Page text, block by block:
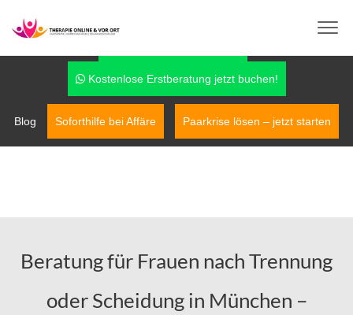
Kostenlose Erstberatung jetzt buchen!
Blog Soforthilfe bei Affäre Paarkrise lösen – jetzt starten
Beratung für Frauen nach Trennung
oder Scheidung in München –